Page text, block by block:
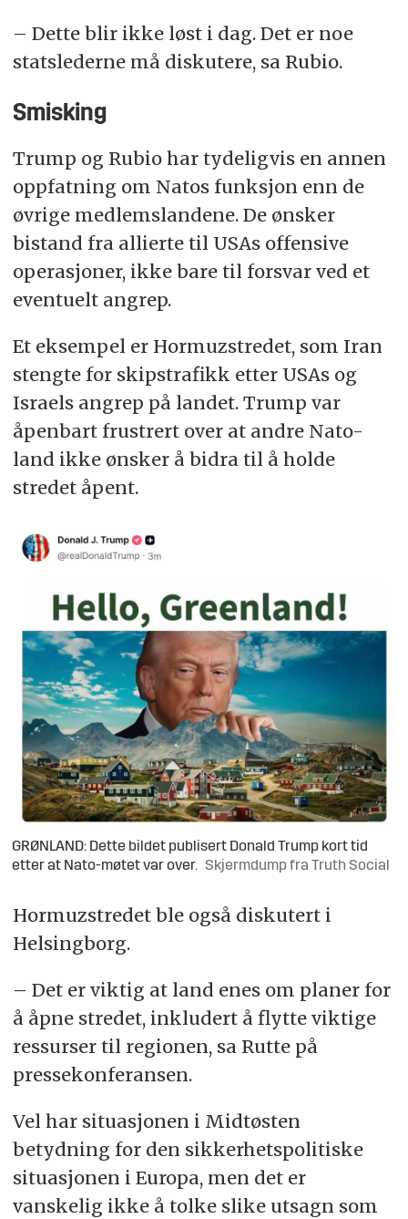
– Dette blir ikke løst i dag. Det er noe
statslederne må diskutere, sa Rubio.
Smisking
Trump og Rubio har tydeligvis en annen
oppfatning om Natos funksjon enn de
øvrige medlemslandene. De ønsker
bistand fra allierte til USAs offensive
operasjoner, ikke bare til forsvar ved et
eventuelt angrep.
Et eksempel er Hormuzstredet, som Iran
stengte for skipstrafikk etter USAs og
Israels angrep på landet. Trump var
åpenbart frustrert over at andre Nato-
land ikke ønsker å bidra til å holde
stredet åpent.
GRØNLAND: Dette bildet publisert Donald Trump kort tid
etter at Nato-møtet var over. Skjermdump fra Truth Social
Hormuzstredet ble også diskutert i
Helsingborg.
– Det er viktig at land enes om planer for
å åpne stredet, inkludert å flytte viktige
ressurser til regionen, sa Rutte på
pressekonferansen.
Vel har situasjonen i Midtøsten
betydning for den sikkerhetspolitiske
situasjonen i Europa, men det er
vanskelig ikke å tolke slike utsagn som